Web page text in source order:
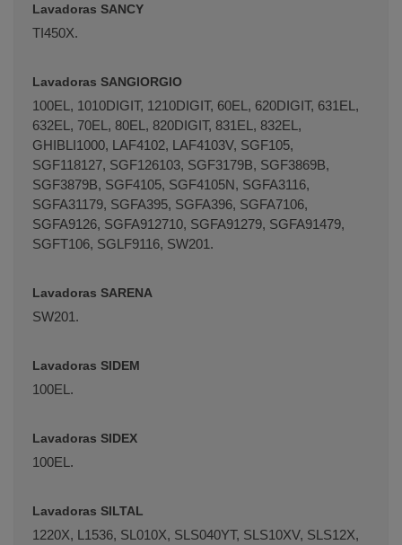
Lavadoras SANCY
TI450X.
Lavadoras SANGIORGIO
100EL, 1010DIGIT, 1210DIGIT, 60EL, 620DIGIT, 631EL,
632EL, 70EL, 80EL, 820DIGIT, 831EL, 832EL,
GHIBLI1000, LAF4102, LAF4103V, SGF105,
SGF118127, SGF126103, SGF3179B, SGF3869B,
SGF3879B, SGF4105, SGF4105N, SGFA3116,
SGFA31179, SGFA395, SGFA396, SGFA7106,
SGFA9126, SGFA912710, SGFA91279, SGFA91479,
SGFT106, SGLF9116, SW201.
Lavadoras SARENA
SW201.
Lavadoras SIDEM
100EL.
Lavadoras SIDEX
100EL.
Lavadoras SILTAL
1220X, L1536, SL010X, SLS040YT, SLS10XV, SLS12X,